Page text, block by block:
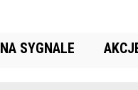
NA SYGNALE